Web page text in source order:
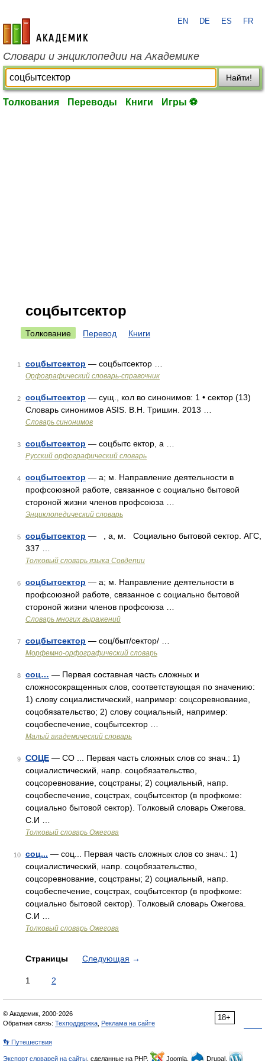
academic.ru
EN DE ES FR
Словари и энциклопедии на Академике
Найти!
Толкования Переводы Книги Игры ⚽
соцбытсектор
Толкование Перевод Книги
1 соцбытсектор — соцбытсектор …
Орфографический словарь-справочник
2 соцбытсектор — сущ., кол во синонимов: 1 • сектор (13)
Словарь синонимов ASIS. В.Н. Тришин. 2013 …
Словарь синонимов
3 соцбытсектор — соцбытс ектор, а …
Русский орфографический словарь
4 соцбытсектор — а; м. Направление деятельности в
профсоюзной работе, связанное с социально бытовой
стороной жизни членов профсоюза …
Энциклопедический словарь
5 соцбытсектор — , а, м. Социально бытовой сектор. АГС,
337 …
Толковый словарь языка Совдепии
6 соцбытсектор — а; м. Направление деятельности в
профсоюзной работе, связанное с социально бытовой
стороной жизни членов профсоюза …
Словарь многих выражений
7 соцбытсектор — соц/быт/сектор/ …
Морфемно-орфографический словарь
8 соц… — Первая составная часть сложных и
сложносокращенных слов, соответствующая по значению:
1) слову социалистический, например: соцсоревнование,
соцобязательство; 2) слову социальный, например:
соцобеспечение, соцбытсектор …
Малый академический словарь
9 СОЦЕ — СО ... Первая часть сложных слов со знач.: 1)
социалистический, напр. соцобязательство,
соцсоревнование, соцстраны; 2) социальный, напр.
соцобеспечение, соцстрах, соцбытсектор (в профкоме:
социально бытовой сектор). Толковый словарь Ожегова.
С.И …
Толковый словарь Ожегова
10 соц... — соц... Первая часть сложных слов со знач.: 1)
социалистический, напр. соцобязательство,
соцсоревнование, соцстраны; 2) социальный, напр.
соцобеспечение, соцстрах, соцбытсектор (в профкоме:
социально бытовой сектор). Толковый словарь Ожегова.
С.И …
Толковый словарь Ожегова
Страницы Следующая →
1 2
18+
© Академик, 2000-2026
Обратная связь: Техподдержка Реклама на сайте
👣 Путешествия
Экспорт словарей на сайты , сделанные на PHP, Joomla, Drupal,